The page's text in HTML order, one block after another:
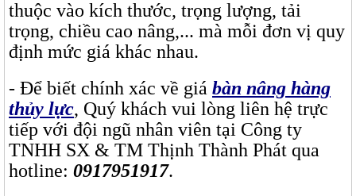
thuộc vào kích thước, trọng lượng, tải
trọng, chiều cao nâng,... mà mỗi đơn vị quy
định mức giá khác nhau.
- Để biết chính xác về giá bàn nâng hàng
thủy lực, Quý khách vui lòng liên hệ trực
tiếp với đội ngũ nhân viên tại Công ty
TNHH SX & TM Thịnh Thành Phát qua
hotline: 0917951917.